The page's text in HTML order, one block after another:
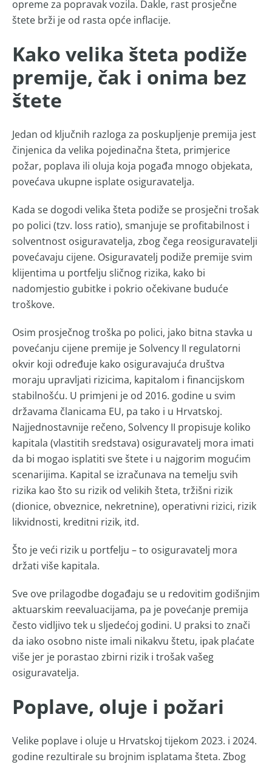
opreme za popravak vozila. Dakle, rast prosječne
štete brži je od rasta opće inflacije.
Kako velika šteta podiže
premije, čak i onima bez
štete
Jedan od ključnih razloga za poskupljenje premija jest
činjenica da velika pojedinačna šteta, primjerice
požar, poplava ili oluja koja pogađa mnogo objekata,
povećava ukupne isplate osiguravatelja.
Kada se dogodi velika šteta podiže se prosječni trošak
po polici (tzv. loss ratio), smanjuje se profitabilnost i
solventnost osiguravatelja, zbog čega reosiguravatelji
povećavaju cijene. Osiguravatelj podiže premije svim
klijentima u portfelju sličnog rizika, kako bi
nadomjestio gubitke i pokrio očekivane buduće
troškove.
Osim prosječnog troška po polici, jako bitna stavka u
povećanju cijene premije je Solvency II regulatorni
okvir koji određuje kako osiguravajuća društva
moraju upravljati rizicima, kapitalom i financijskom
stabilnošću. U primjeni je od 2016. godine u svim
državama članicama EU, pa tako i u Hrvatskoj.
Najjednostavnije rečeno, Solvency II propisuje koliko
kapitala (vlastitih sredstava) osiguravatelj mora imati
da bi mogao isplatiti sve štete i u najgorim mogućim
scenarijima. Kapital se izračunava na temelju svih
rizika kao što su rizik od velikih šteta, tržišni rizik
(dionice, obveznice, nekretnine), operativni rizici, rizik
likvidnosti, kreditni rizik, itd.
Što je veći rizik u portfelju – to osiguravatelj mora
držati više kapitala.
Sve ove prilagodbe događaju se u redovitim godišnjim
aktuarskim reevaluacijama, pa je povećanje premija
često vidljivo tek u sljedećoj godini. U praksi to znači
da iako osobno niste imali nikakvu štetu, ipak plaćate
više jer je porastao zbirni rizik i trošak vašeg
osiguravatelja.
Poplave, oluje i požari
Velike poplave i oluje u Hrvatskoj tijekom 2023. i 2024.
godine rezultirale su brojnim isplatama šteta. Zbog